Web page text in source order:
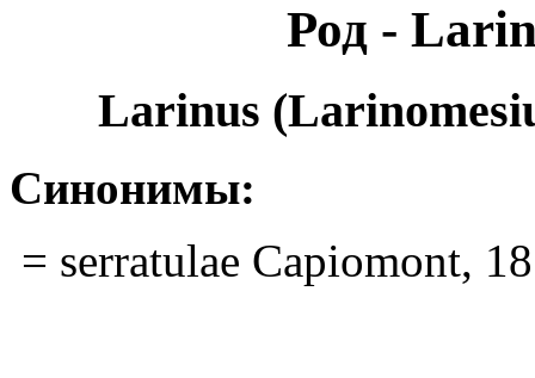
Род -
Larinus
Синонимы:
= serratulae Capiomont,